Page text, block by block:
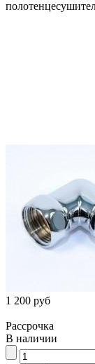
1 200 руб
Рассрочка
В наличии